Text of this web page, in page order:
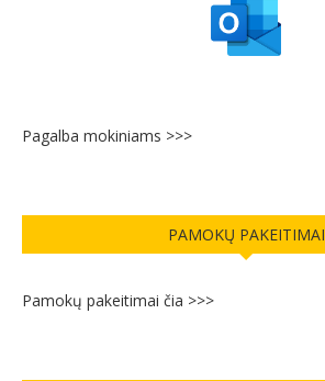
Pagalba mokiniams >>>
PAMOKŲ PAKEITIMAI
Pamokų pakeitimai čia >>>